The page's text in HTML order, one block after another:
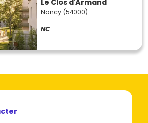
Le Clos d'Armand
Nancy (54000)
NC